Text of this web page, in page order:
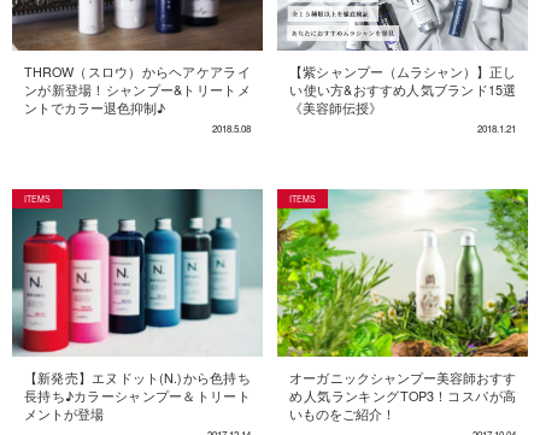
THROW（スロウ）からヘアケアライ
ンが新登場！シャンプー&トリートメ
ントでカラー退色抑制♪
2018.5.08
【紫シャンプー（ムラシャン）】正し
い使い方&おすすめ人気ブランド15選
《美容師伝授》
2018.1.21
【新発売】エヌドット(N.)から色持ち
長持ち♪カラーシャンプー＆トリート
メントが登場
オーガニックシャンプー美容師おすす
め人気ランキングTOP3！コスパが高
いものをご紹介！